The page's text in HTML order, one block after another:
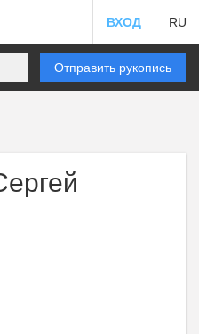
ВХОД RU
Отправить рукопись